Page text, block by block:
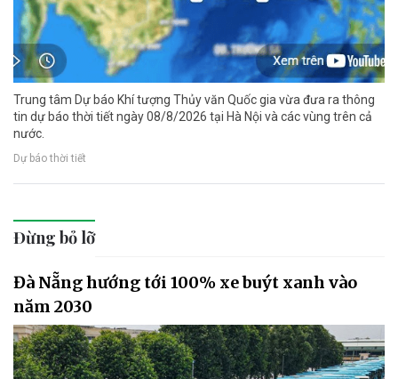
Trung tâm Dự báo Khí tượng Thủy văn Quốc gia vừa đưa ra thông
tin dự báo thời tiết ngày 08/8/2026 tại Hà Nội và các vùng trên cả
nước.
Dự báo thời tiết
Đừng bỏ lỡ
Đà Nẵng hướng tới 100% xe buýt xanh vào
năm 2030